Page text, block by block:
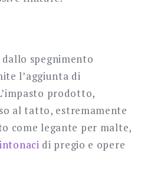
spegnimento
l’aggiunta di
prodotto,
al tatto, estremamente
come legante per malte,
intonaci di pregio e opere